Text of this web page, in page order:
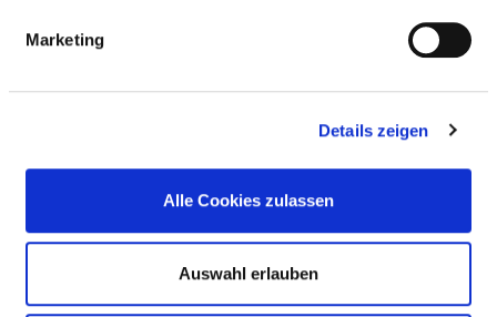
Marketing
Details zeigen
Alle Cookies zulassen
Auswahl erlauben
Notfallpflege (PQ12)
Ernährungsmanagement (ZP06)